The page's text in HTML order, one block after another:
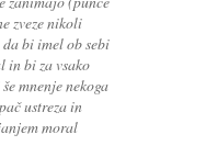
zveze nikoli
bi imel ob sebi
in bi za vsako
mnenje nekoga
ustreza in
moral